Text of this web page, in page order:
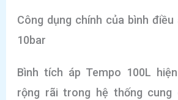
Công dụng chính của bình điều
10bar
Bình tích áp Tempo 100L
rộng rãi trong hệ thống cung